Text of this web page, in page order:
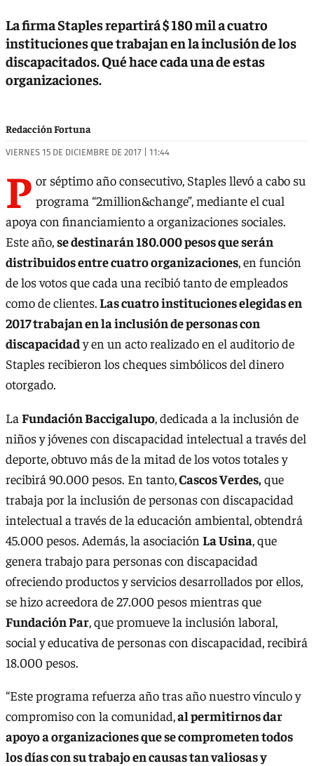
La firma Staples repartirá $ 180 mil a cuatro
instituciones que trabajan en la inclusión de los
discapacitados. Qué hace cada una de estas
organizaciones.
Redacción Fortuna
VIERNES 15 DE DICIEMBRE DE 2017 | 11:44
P or séptimo año consecutivo, Staples llevó a cabo su
programa “2million&change”, mediante el cual
apoya con financiamiento a organizaciones sociales.
Este año,se destinarán 180.000 pesos que serán
distribuidos entre cuatro organizaciones, en función
de los votos que cada una recibió tanto de empleados
como de clientes.Las cuatro instituciones elegidas en
2017 trabajan en la inclusión de personas con
discapacidady en un acto realizado en el auditorio de
Staples recibieron los cheques simbólicos del dinero
otorgado.
La Fundación Baccigalupo, dedicada a la inclusión de
niños y jóvenes con discapacidad intelectual a través del
deporte, obtuvo más de la mitad de los votos totales y
recibirá 90.000 pesos. En tanto,Cascos Verdes,que
trabaja por la inclusión de personas con discapacidad
intelectual a través de la educación ambiental, obtendrá
45.000 pesos. Además, la asociación La Usina, que
genera trabajo para personas con discapacidad
ofreciendo productos y servicios desarrollados por ellos,
se hizo acreedora de 27.000 pesos mientras que
Fundación Par, que promueve la inclusión laboral,
social y educativa de personas con discapacidad, recibirá
18.000 pesos.
“Este programa refuerza año tras año nuestro vínculo y
compromiso con la comunidad,al permitirnos dar
apoyo a organizaciones que se comprometen todos
los días con su trabajo en causas tan valiosas y